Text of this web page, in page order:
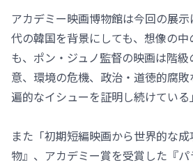
アカデミー映画博物館は今回の展
代の韓国を背景にしても、想像の
も、ポン・ジュノ監督の映画は階
意、環境の危機、政治・道徳的腐
遍的なイシューを証明し続けている
また「初期短編映画から世界的な
物』、アカデミー賞を受賞した『